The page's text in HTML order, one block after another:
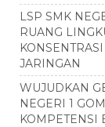
LSP SMK
RUANG
JARINGAN
WUJUDKAN
NEGERI 1
KOMPETENSI